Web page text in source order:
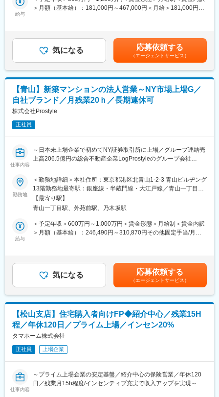
均185万円（年間実績）の歩合支給実績があり、成果を正当に評
当社は創業からわずか15年でプライム市場上場を実現し、業界ト
ップクラスの売上規模を誇る住宅メーカーです。
低価格×良品質を強みに成長を続けており、安定した顧客基盤があ
手当など福利厚生も充実。長期的に成果を上げながら働きやすさ
も実現できる環境です。
変更の範囲：本文参照
住宅ローン・火災保険・生命保険をワンストップで提案し、お客
■業務詳細：
・住宅購入を検討するお客様へのライフプラン設計およびFP相談
対応
・住宅ローンや住宅資金計画に関する提案および各種手続き支援
・住宅営業担当と連携した火災保険提案および販売サポート
・複数の保険会社商品を活用した生命保険のコンサルティング営
業
・社内住宅営業との関係構築および紹介案件獲得のための連携強
化
進します。
住宅購入をきっかけとした顧客紹介型営業のため、飛び込みやテ
レアポ中心ではなく、お客様へのコンサルティング提案に集中で
きます。
生命保険販売実績に応じたインセンティブ制度を導入しており、
手数料の20％を還元。四半期ごとに支給され、継続的な収入形成
が可能です。一般職平均70万円、主任職平均120万円、係長職平
均185万円（年間実績）の歩合支給実績があり、成果を正当に評
当社は創業からわずか15年でプライム市場上場を実現し、業界ト
ップクラスの売上規模を誇る住宅メーカーです。
低価格×良品質を強みに成長を続けており、安定した顧客基盤があ
手当など福利厚生も充実。長期的に成果を上げながら働きやすさ
も実現できる環境です。
変更の範囲：本文参照
給与
＞月額（基本給）：181,000円～467,000円＜月給＞181,000円～
す。■昇給：年1回（6月）■賞与：年2回（6、12月）※業績連動型
賃金はあくまでも目安の金額であり、選考を通じて上下する可能
性があります。月給(月額)は固定手当を含めた表記です。
気になる 応募依頼する
（エージェントサービス）
【青山】新築マンションの法人営業～NY市場上場G／
自社ブランド／月残業20ｈ／長期連休可
株式会社Prostyle
正社員
仕事内容
～日本未上場企業で初めてNY証券取引所に上場／グループ連結売
上高206.5億円の総合不動産企業LogProstyleのグループ会社
に持ち集客に強み～
■同社について
同社はグループ連結売上高206.5億円の総合不動産企業
LogProstyleのグループ会社（100％子会社）です。
親会社であるLogProstyleは2025年3月25日に日本未上場企業とし
て初めてNY証券取引所に上場を果たしており、安定した財務基
自社で用地の仕入れから企画開発・販売まで行う投資用新築マン
ション「プロスタイルウェルス」の法人営業をお任せします。
首都圏を中心に立地・設備・デザイン共に高品質な物件を開発し
■具体的な業務
販売戦略立案
顧客開拓（新規・既存）
提案・契約業務
引き渡し業務 など
■取扱商品
自社開発物件「プロスタイルウェルス」
資産性を重視したコンパクトタイプの新築マンションブランド。
勤務地
＜勤務地詳細＞本社住所：東京都港区北青山1-2-3 青山ビルヂング
13階勤務地最寄駅：銀座線・半蔵門線・大江戸線／青山一丁目駅
受動喫煙対策：屋内全面禁煙変更の範囲：会社の定める事業所
【最寄り駅】
青山一丁目駅、外苑前駅、乃木坂駅
給与
＜予定年収＞600万円～1,000万円＜賃金形態＞月給制＜賃金内訳
＞月額（基本給）：246,490円～310,870円その他固定手当/月：
給有無＞有＜残業手当＞有＜給与補足＞・昇格査定 年2回・査定
賞与 年2回・資格手当 宅地建物取引士30,000円/月2024年8月に社
員の定着率UP、採用力UPを目的に平均で3万円のベースアップし
ております。賃金はあくまでも目安の金額であり、選考を通じて
上下する可能性があります。月給(月額)は固定手当を含めた表記で
す。
気になる 応募依頼する
（エージェントサービス）
【松山支店】住宅購入者向けFP◆紹介中心／残業15H
程／年休120日／プライム上場／インセン20%
タマホーム株式会社
正社員 上場企業
仕事内容
～プライム上場企業の安定基盤／紹介中心の保険営業／年休120
日／残業月15h程度/インセンティブ充実で収入アップを実現～